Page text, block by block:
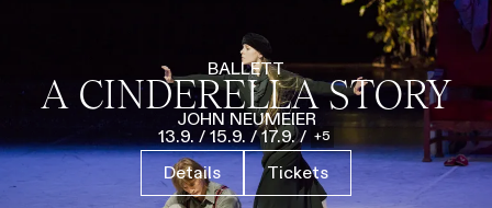
BALLETT
A CINDERELLA STORY
JOHN NEUMEIER
13.9. / 15.9. / 17.9. / 5
Details Tickets